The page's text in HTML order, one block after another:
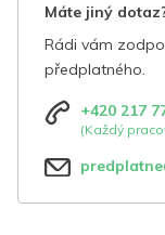
Máte jiný
Rádi vám
předplatného.
+420 217
(Každý